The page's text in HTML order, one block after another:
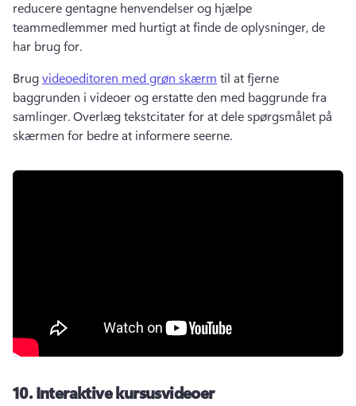
reducere gentagne henvendelser og hjælpe
teammedlemmer med hurtigt at finde de oplysninger, de
har brug for.
Brug videoeditoren med grøn skærm til at fjerne
baggrunden i videoer og erstatte den med baggrunde fra
samlinger. Overlæg tekstcitater for at dele spørgsmålet på
skærmen for bedre at informere seerne.
10.Interaktive kursusvideoer